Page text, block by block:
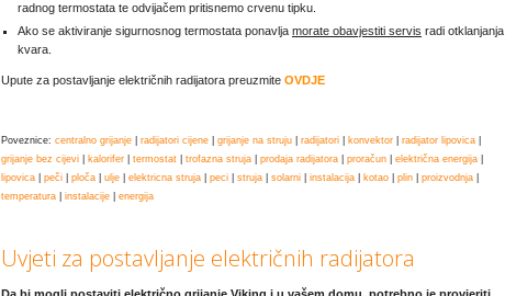
radnog termostata te odvijačem pritisnemo crvenu tipku.
Ako se aktiviranje sigurnosnog termostata ponavlja morate obavjestiti servis radi otklanjanja
kvara.
Upute za postavljanje električnih radijatora preuzmite OVDJE
Poveznice: centralno grijanje radijatori cijene grijanje na struju radijatori konvektor radijator lipovica
grijanje bez cijevi
kalorifer termostat trofazna struja prodaja radijatora proračun električna energija
lipovica
peči ploča ulje elektricna struja peci struja solarni instalacija kotao plin proizvodnja
temperatura
instalacije energija
Uvjeti za postavljanje električnih radijatora